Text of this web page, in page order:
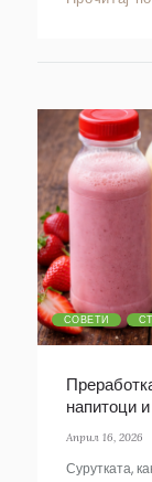
СОВЕТИ
напитоци
Април 16, 2026
Сурутката,